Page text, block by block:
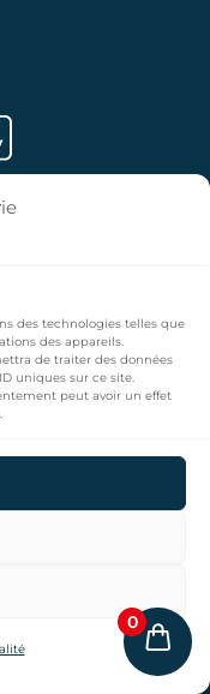
des technologies telles que
des appareils.
de traiter des données
uniques sur ce site.
peut avoir un effet
Distribution !
clic une large
Sun, Dada,
– 2023
0